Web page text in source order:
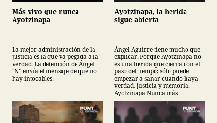
Más vivo que nunca
Ayotzinapa
La mejor administración de la
justicia es la que va pegada a la
verdad. La detención de Ángel
“N” envía el mensaje de que no
hay intocables.
Ayotzinapa, la herida
sigue abierta
Ángel Aguirre tiene mucho que
explicar. Porque Ayotzinapa no
es una herida que cierra con el
paso del tiempo: sólo puede
empezar a sanar cuando haya
verdad, justicia y memoria.
Ayotzinapa Nunca más